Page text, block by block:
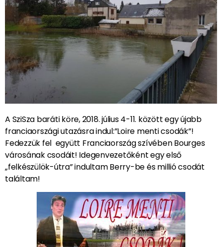
A SziSza baráti köre, 2018. július 4-11. között egy újabb
franciaországi utazásra indul:”Loire menti csodák”!
Fedezzük fel együtt Franciaország szívében Bourges
városának csodáit! Idegenvezetőként egy első
„felkészülök-útra” indultam Berry-be és millió csodát
találtam!